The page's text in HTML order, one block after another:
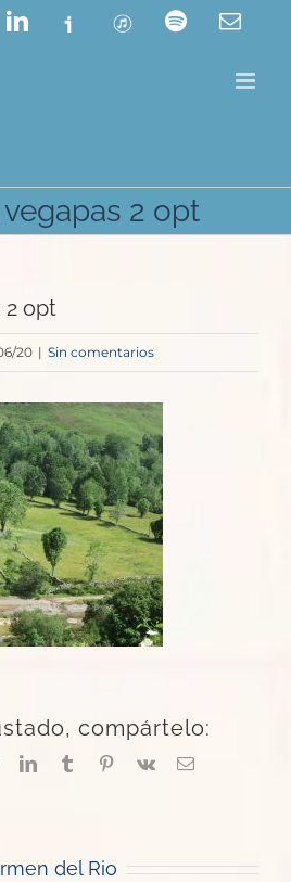
LinkedIn
Ivoox ITunes Spotify
2 opt
2 opt
20 | Sin comentarios
compártelo:
LinkedInTumblrPinterest
Vk
Correo
del Rio